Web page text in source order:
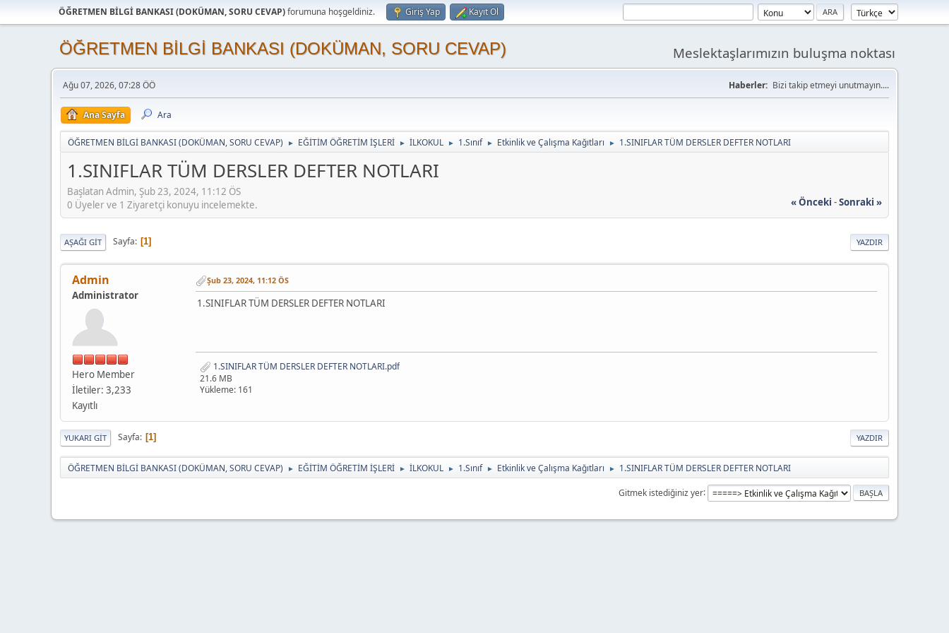
ÖĞRETMEN BİLGİ BANKASI (DOKÜMAN, SORU CEVAP)forumuna hoşgeldiniz. Giriş Yap Kayıt Ol
ÖĞRETMEN BİLGİ BANKASI (DOKÜMAN, SORU CEVAP) Meslektaşlarımızın buluşma noktası
Ağu 07, 2026, 07:28 ÖÖ Haberler: Bizi takip etmeyi unutmayın....
Ana Sayfa Ara
ÖĞRETMEN BİLGİ BANKASI (DOKÜMAN, SORU CEVAP) ► EĞİTİM ÖĞRETİM İŞLERİ ► İLKOKUL ► 1.Sınıf ► Etkinlik ve Çalışma Kağıtları ► 1.SINIFLAR TÜM DERSLER DEFTER NOTLARI
1.SINIFLAR TÜM DERSLER DEFTER NOTLARI
Başlatan Admin, Şub 23, 2024, 11:12 ÖS
« Önceki -Sonraki »
0 Üyeler ve 1 Ziyaretçi konuyu incelemekte.
YAZDIR
AŞAĞI GIT Sayfa 1
Admin
Administrator
Hero Member
İletiler: 3,233
Kayıtlı
Şub 23, 2024, 11:12 ÖS
1.SINIFLAR TÜM DERSLER DEFTER NOTLARI
1.SINIFLAR TÜM DERSLER DEFTER NOTLARI.pdf
21.6 MB
Yükleme: 161
YAZDIR
YUKARI GIT Sayfa 1
ÖĞRETMEN BİLGİ BANKASI (DOKÜMAN, SORU CEVAP) ► EĞİTİM ÖĞRETİM İŞLERİ ► İLKOKUL ► 1.Sınıf ► Etkinlik ve Çalışma Kağıtları ► 1.SINIFLAR TÜM DERSLER DEFTER NOTLARI
Gitmek istediğiniz yer